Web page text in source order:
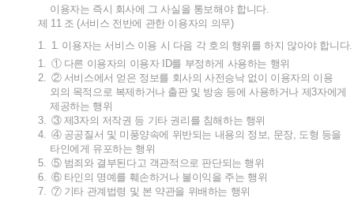
이용자는 즉시 회사에 그 사실을 통보해야 합니다.
제 11 조 (서비스 전반에 관한 이용자의 의무)
1. 1. 이용자는 서비스 이용 시 다음 각 호의 행위를 하지 않아야 합니다.
1. ① 다른 이용자의 이용자ID를 부정하게 사용하는 행위
2. ② 서비스에서 얻은 정보를 회사의 사전승낙 없이 이용자의 이용
외의 목적으로 복제하거나 출판 및 방송 등에 사용하거나 제3자에게
제공하는 행위
3. ③ 제3자의 저작권 등 기타 권리를 침해하는 행위
4. ④ 공공질서 및 미풍양속에 위반되는 내용의 정보, 문장, 도형 등을
타인에게 유포하는 행위
5. ⑤ 범죄와 결부된다고 객관적으로 판단되는 행위
6. ⑥ 타인의 명예를 훼손하거나 불이익을 주는 행위
7. ⑦ 기타 관계법령 및 본 약관을 위배하는 행위